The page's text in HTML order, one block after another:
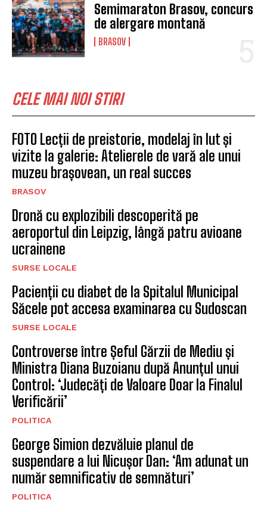
Semimaraton Brasov, concurs
de alergare montană
BRASOV
CELE MAI NOI STIRI
FOTO Lecții de preistorie, modelaj în lut și
vizite la galerie: Atelierele de vară ale unui
muzeu brașovean, un real succes
BRASOV
Dronă cu explozibili descoperită pe
aeroportul din Leipzig, lângă patru avioane
ucrainene
SURSE LOCALE
Pacienții cu diabet de la Spitalul Municipal
Săcele pot accesa examinarea cu Sudoscan
SURSE LOCALE
Controverse între Șeful Gărzii de Mediu și
Ministra Diana Buzoianu după Anunțul unui
Control: ‘Judecăți de Valoare Doar la Finalul
Verificării’
POLITICA
George Simion dezvăluie planul de
suspendare a lui Nicușor Dan: ‘Am adunat un
număr semnificativ de semnături’
POLITICA